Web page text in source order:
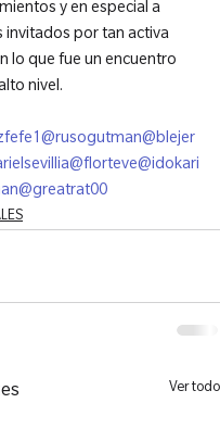
y en especial a
invitados por tan activa
lo que fue un encuentro
nivel.
@rusogutman@blejer
@florteve@idokari
@greatrat00
Ver todo